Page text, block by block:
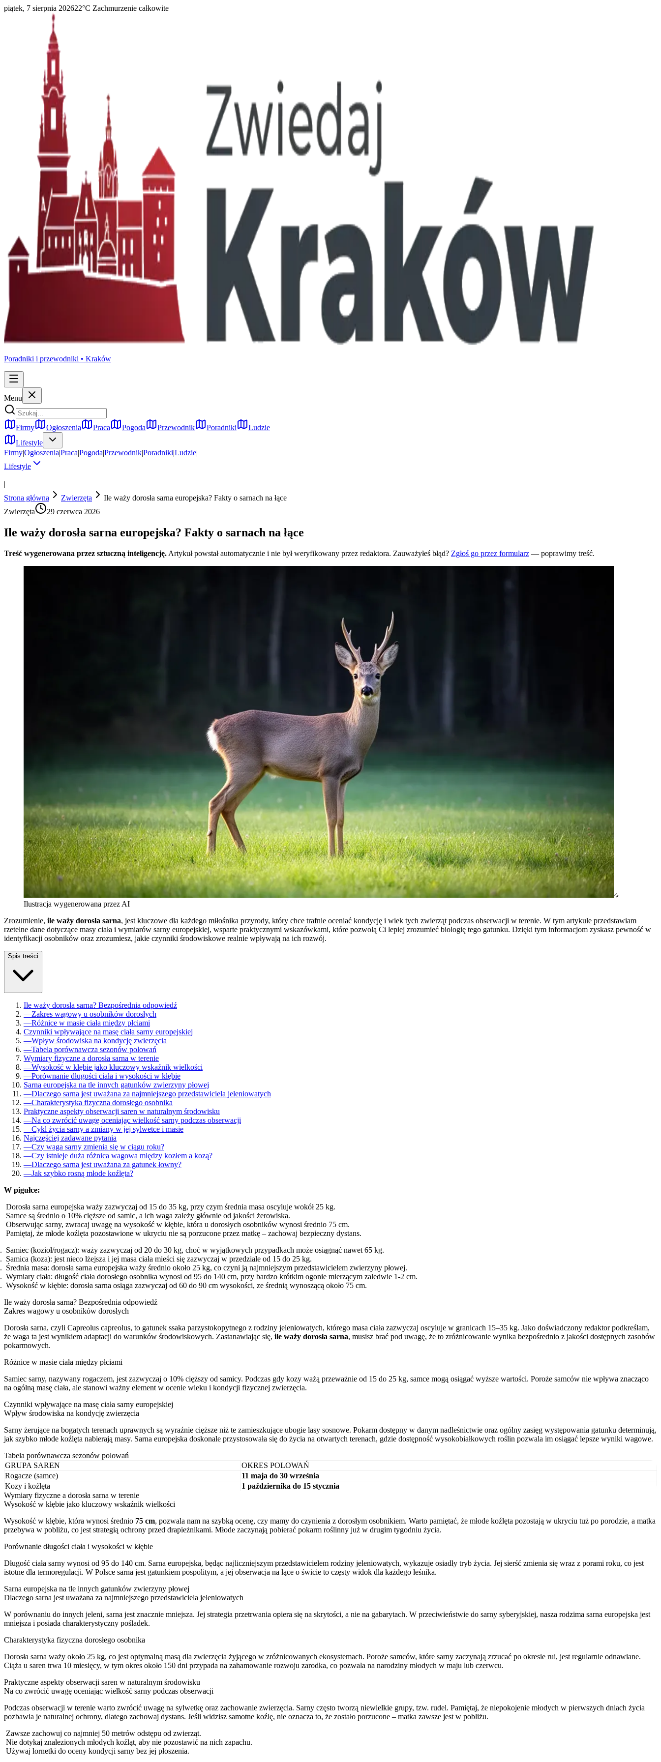
piątek, 7 sierpnia 202622°C Zachmurzenie całkowite
Poradniki i przewodniki • Kraków
Menu
Firmy Ogłoszenia Praca Pogoda Przewodnik Poradniki
Ludzie
Lifestyle
Firmy|Ogłoszenia|Praca|Pogoda|Przewodnik|Poradniki|Ludzie|
Lifestyle
|
Strona główna
Zwierzęta
Ile waży dorosła sarna europejska? Fakty o sarnach na łące
Zwierzęta
29 czerwca 2026
Ile waży dorosła sarna europejska? Fakty o sarnach na łące
Treść wygenerowana przez sztuczną inteligencję. Artykuł powstał automatycznie i nie był weryfikowany przez redaktora. Zauważyłeś błąd? Zgłoś go przez formularz — poprawimy treść.
Ilustracja wygenerowana przez AI
Zrozumienie, ile waży dorosła sarna, jest kluczowe dla każdego miłośnika przyrody, który chce trafnie oceniać kondycję i wiek tych zwierząt podczas obserwacji w terenie. W tym artykule przedstawiam
rzetelne dane dotyczące masy ciała i wymiarów sarny europejskiej, wsparte praktycznymi wskazówkami, które pozwolą Ci lepiej zrozumieć biologię tego gatunku. Dzięki tym informacjom zyskasz pewność w
identyfikacji osobników oraz zrozumiesz, jakie czynniki środowiskowe realnie wpływają na ich rozwój.
Spis treści
Ile waży dorosła sarna? Bezpośrednia odpowiedź
—Zakres wagowy u osobników dorosłych
—Różnice w masie ciała między płciami
Czynniki wpływające na masę ciała sarny europejskiej
—Wpływ środowiska na kondycję zwierzęcia
—Tabela porównawcza sezonów polowań
Wymiary fizyczne a dorosła sarna w terenie
—Wysokość w kłębie jako kluczowy wskaźnik wielkości
—Porównanie długości ciała i wysokości w kłębie
Sarna europejska na tle innych gatunków zwierzyny płowej
—Dlaczego sarna jest uważana za najmniejszego przedstawiciela jeleniowatych
—Charakterystyka fizyczna dorosłego osobnika
Praktyczne aspekty obserwacji saren w naturalnym środowisku
—Na co zwrócić uwagę oceniając wielkość sarny podczas obserwacji
—Cykl życia sarny a zmiany w jej sylwetce i masie
Najczęściej zadawane pytania
—Czy waga sarny zmienia się w ciągu roku?
—Czy istnieje duża różnica wagowa między kozłem a kozą?
—Dlaczego sarna jest uważana za gatunek łowny?
—Jak szybko rosną młode koźlęta?
W pigułce:
Dorosła sarna europejska waży zazwyczaj od 15 do 35 kg, przy czym średnia masa oscyluje wokół 25 kg.
Samce są średnio o 10% cięższe od samic, a ich waga zależy głównie od jakości żerowiska.
Obserwując sarny, zwracaj uwagę na wysokość w kłębie, która u dorosłych osobników wynosi średnio 75 cm.
Pamiętaj, że młode koźlęta pozostawione w ukryciu nie są porzucone przez matkę – zachowaj bezpieczny dystans.
Samiec (kozioł/rogacz): waży zazwyczaj od 20 do 30 kg, choć w wyjątkowych przypadkach może osiągnąć nawet 65 kg.
Samica (koza): jest nieco lżejsza i jej masa ciała mieści się zazwyczaj w przedziale od 15 do 25 kg.
Średnia masa: dorosła sarna europejska waży średnio około 25 kg, co czyni ją najmniejszym przedstawicielem zwierzyny płowej.
Wymiary ciała: długość ciała dorosłego osobnika wynosi od 95 do 140 cm, przy bardzo krótkim ogonie mierzącym zaledwie 1-2 cm.
Wysokość w kłębie: dorosła sarna osiąga zazwyczaj od 60 do 90 cm wysokości, ze średnią wynoszącą około 75 cm.
Ile waży dorosła sarna? Bezpośrednia odpowiedź
Zakres wagowy u osobników dorosłych
Dorosła sarna, czyli Capreolus capreolus, to gatunek ssaka parzystokopytnego z rodziny jeleniowatych, którego masa ciała zazwyczaj oscyluje w granicach 15–35 kg. Jako doświadczony redaktor podkreślam,
że waga ta jest wynikiem adaptacji do warunków środowiskowych. Zastanawiając się, ile waży dorosła sarna, musisz brać pod uwagę, że to zróżnicowanie wynika bezpośrednio z jakości dostępnych zasobów
pokarmowych.
Różnice w masie ciała między płciami
Samiec sarny, nazywany rogaczem, jest zazwyczaj o 10% cięższy od samicy. Podczas gdy kozy ważą przeważnie od 15 do 25 kg, samce mogą osiągać wyższe wartości. Poroże samców nie wpływa znacząco
na ogólną masę ciała, ale stanowi ważny element w ocenie wieku i kondycji fizycznej zwierzęcia.
Czynniki wpływające na masę ciała sarny europejskiej
Wpływ środowiska na kondycję zwierzęcia
Sarny żerujące na bogatych terenach uprawnych są wyraźnie cięższe niż te zamieszkujące ubogie lasy sosnowe. Pokarm dostępny w danym nadleśnictwie oraz ogólny zasięg występowania gatunku determinują,
jak szybko młode koźlęta nabierają masy. Sarna europejska doskonale przystosowała się do życia na otwartych terenach, gdzie dostępność wysokobiałkowych roślin pozwala im osiągać lepsze wyniki wagowe.
Tabela porównawcza sezonów polowań
GRUPA SAREN
OKRES POLOWAŃ
Rogacze (samce)
11 maja do 30 września
Kozy i koźlęta
1 października do 15 stycznia
Wymiary fizyczne a dorosła sarna w terenie
Wysokość w kłębie jako kluczowy wskaźnik wielkości
Wysokość w kłębie, która wynosi średnio 75 cm, pozwala nam na szybką ocenę, czy mamy do czynienia z dorosłym osobnikiem. Warto pamiętać, że młode koźlęta pozostają w ukryciu tuż po porodzie, a matka
przebywa w pobliżu, co jest strategią ochrony przed drapieżnikami. Młode zaczynają pobierać pokarm roślinny już w drugim tygodniu życia.
Porównanie długości ciała i wysokości w kłębie
Długość ciała sarny wynosi od 95 do 140 cm. Sarna europejska, będąc najliczniejszym przedstawicielem rodziny jeleniowatych, wykazuje osiadły tryb życia. Jej sierść zmienia się wraz z porami roku, co jest
istotne dla termoregulacji. W Polsce sarna jest gatunkiem pospolitym, a jej obserwacja na łące o świcie to częsty widok dla każdego leśnika.
Sarna europejska na tle innych gatunków zwierzyny płowej
Dlaczego sarna jest uważana za najmniejszego przedstawiciela jeleniowatych
W porównaniu do innych jeleni, sarna jest znacznie mniejsza. Jej strategia przetrwania opiera się na skrytości, a nie na gabarytach. W przeciwieństwie do sarny syberyjskiej, nasza rodzima sarna europejska jest
mniejsza i posiada charakterystyczny pośladek.
Charakterystyka fizyczna dorosłego osobnika
Dorosła sarna waży około 25 kg, co jest optymalną masą dla zwierzęcia żyjącego w zróżnicowanych ekosystemach. Poroże samców, które sarny zaczynają zrzucać po okresie rui, jest regularnie odnawiane.
Ciąża u saren trwa 10 miesięcy, w tym okres około 150 dni przypada na zahamowanie rozwoju zarodka, co pozwala na narodziny młodych w maju lub czerwcu.
Praktyczne aspekty obserwacji saren w naturalnym środowisku
Na co zwrócić uwagę oceniając wielkość sarny podczas obserwacji
Podczas obserwacji w terenie warto zwrócić uwagę na sylwetkę oraz zachowanie zwierzęcia. Sarny często tworzą niewielkie grupy, tzw. rudel. Pamiętaj, że niepokojenie młodych w pierwszych dniach życia
pozbawia je naturalnej ochrony, dlatego zachowaj dystans. Jeśli widzisz samotne koźlę, nie oznacza to, że zostało porzucone – matka zawsze jest w pobliżu.
Zawsze zachowuj co najmniej 50 metrów odstępu od zwierząt.
Nie dotykaj znalezionych młodych koźląt, aby nie pozostawić na nich zapachu.
Używaj lornetki do oceny kondycji sarny bez jej płoszenia.